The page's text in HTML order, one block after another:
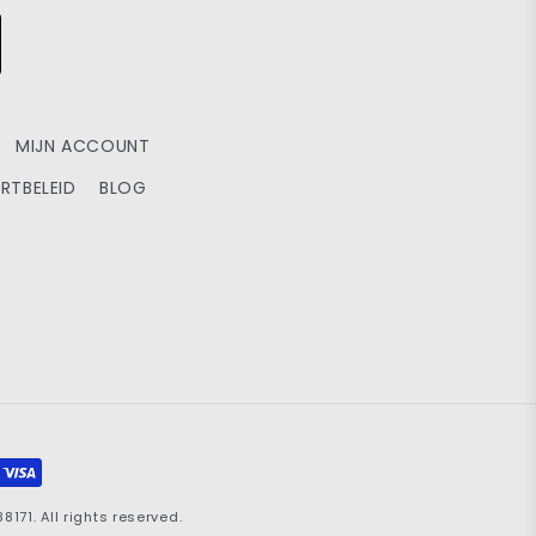
MIJN ACCOUNT
BLOG
All rights reserved.